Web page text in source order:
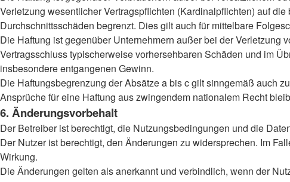
Verletzung wesentlicher Vertragspflichten (Kardinalpflichten) auf
Durchschnittsschäden begrenzt. Dies gilt auch für mittelbare
Die Haftung ist gegenüber Unternehmern außer bei der Verletzung
Vertragsschluss typischerweise vorhersehbaren Schäden und im
insbesondere entgangenen Gewinn.
Die Haftungsbegrenzung der Absätze a bis c gilt sinngemäß auch
Ansprüche für eine Haftung aus zwingendem nationalem Recht
6. Änderungsvorbehalt
Der Betreiber ist berechtigt, die Nutzungsbedingungen und die
Der Nutzer ist berechtigt, den Änderungen zu widersprechen. Im
Wirkung.
Die Änderungen gelten als anerkannt und verbindlich, wenn der